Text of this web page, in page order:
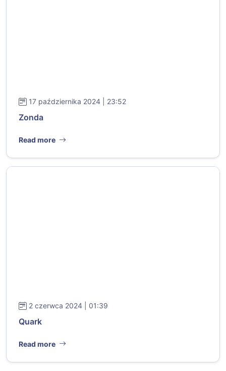
17 października 2024 | 23:52
Zonda
Read more
2 czerwca 2024 | 01:39
Quark
Read more